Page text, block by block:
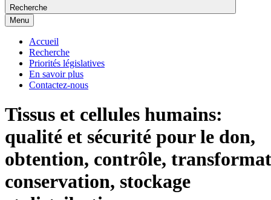
Recherche
Menu
Accueil
Recherche
Priorités législatives
En savoir plus
Contactez-nous
Tissus et cellules humains:
qualité et sécurité pour le don,
obtention, contrôle,
conservation, stockage